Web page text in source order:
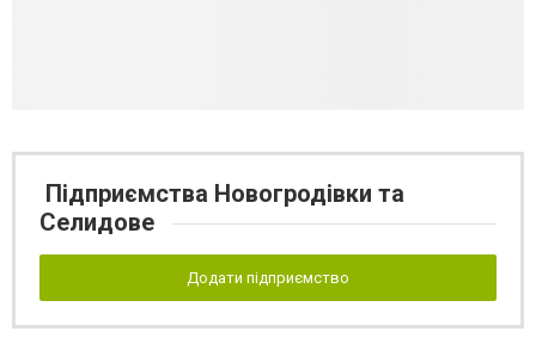
Підприємства Новогродівки та
Селидове
Додати підприємство